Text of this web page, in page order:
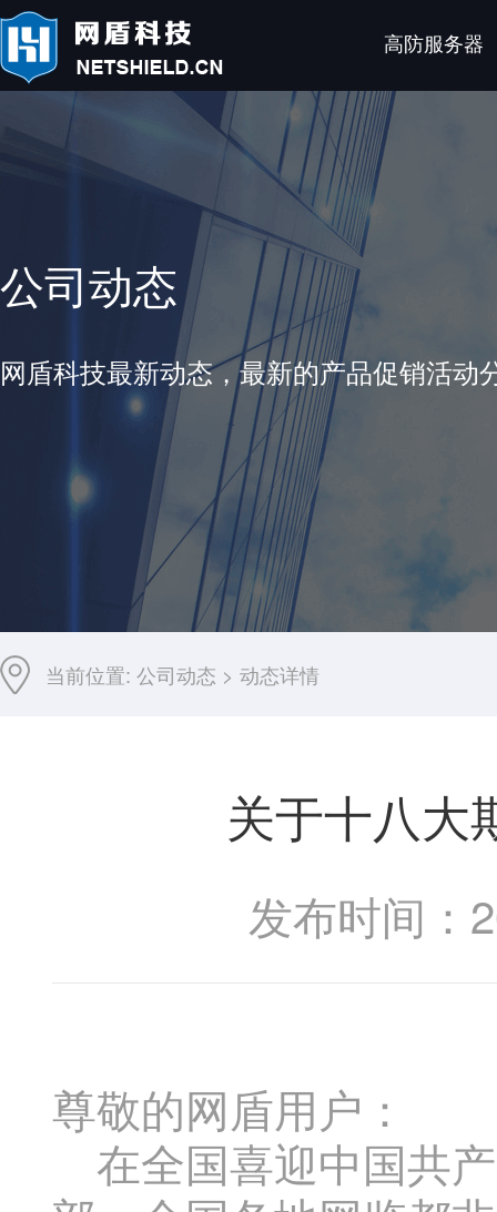
高防服务器
公司动态
网盾科技最新动态，最新的产品促销活
当前位置: 公司动态 > 动态详情
关于十八大
发布时间：
尊敬的网盾用户：
在全国喜迎中国共